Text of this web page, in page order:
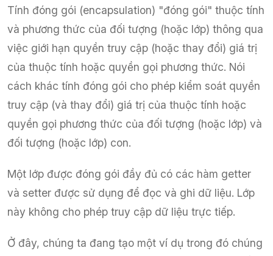
Tính đóng gói (encapsulation) "đóng gói" thuộc tính
và phương thức của đối tượng (hoặc lớp) thông qua
việc giới hạn quyền truy cập (hoặc thay đổi) giá trị
của thuộc tính hoặc quyền gọi phương thức. Nói
cách khác tính đóng gói cho phép kiểm soát quyền
truy cập (và thay đổi) giá trị của thuộc tính hoặc
quyền gọi phương thức của đối tượng (hoặc lớp) và
đối tượng (hoặc lớp) con.
Một lớp được đóng gói đầy đủ có các hàm getter
và setter được sử dụng để đọc và ghi dữ liệu. Lớp
này không cho phép truy cập dữ liệu trực tiếp.
Ở đây, chúng ta đang tạo một ví dụ trong đó chúng